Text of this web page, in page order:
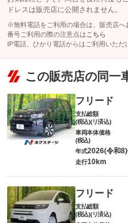
ドレスは販売店に公開されません。
※無料電話をご利用の場合は、販売店
番号ご利用の際の注意点は こちら
IP電話、ひかり電話からはご利用いただ
この販売店の同一
フリード
支払総額
(税込)(リ済込)
車両本体価格
(税込)
年式2026(令和
走行10km
フリード
支払総額
(税込)(リ済込)